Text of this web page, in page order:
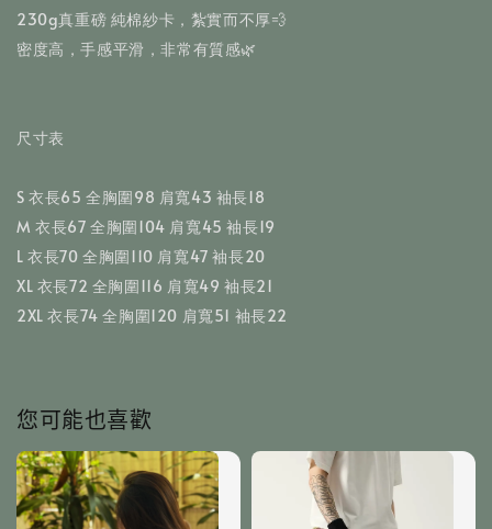
230g真重磅 純棉紗卡，紮實而不厚💨
密度高，手感平滑，非常有質感🌿
尺寸表
S 衣長65 全胸圍98 肩寬43 袖長18
M 衣長67 全胸圍104 肩寬45 袖長19
L 衣長70 全胸圍110 肩寬47 袖長20
XL 衣長72 全胸圍116 肩寬49 袖長21
2XL 衣長74 全胸圍120 肩寬51 袖長22
您可能也喜歡